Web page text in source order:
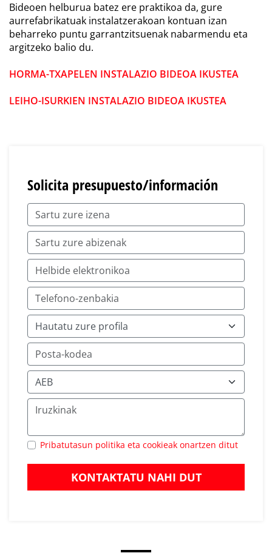
Bideoen helburua batez ere praktikoa da, gure
aurrefabrikatuak instalatzerakoan kontuan izan
beharreko puntu garrantzitsuenak nabarmendu eta
argitzeko balio du.
HORMA-TXAPELEN INSTALAZIO BIDEOA IKUSTEA
LEIHO-ISURKIEN INSTALAZIO BIDEOA IKUSTEA
Solicita presupuesto/información
Pribatutasun politika eta cookieak onartzen ditut
KONTAKTATU NAHI DUT